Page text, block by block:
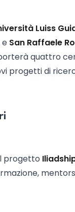
Luiss
e San Raffaele
quattro
progetti di
progetto